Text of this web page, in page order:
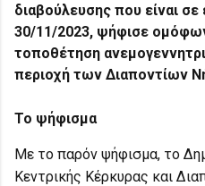
διαβούλευσης που είναι σε
30/11/2023, ψήφισε
τοποθέτηση
περιοχή των Διαποντίων
Το ψήφισμα
Με το παρόν ψήφισμα, το
Κεντρικής Κέρκυρας και